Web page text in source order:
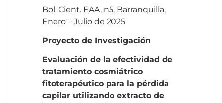
Bol. Cient. EAA, n5, Barranquilla,
Enero – Julio de 2025
Proyecto de Investigación
Evaluación de la efectividad de
tratamiento cosmiátrico
fitoterapéutico para la pérdida
capilar utilizando extracto de